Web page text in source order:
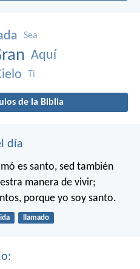
Sea
Aquí
Ti
de la Biblia
día
es santo, sed también
manera de vivir;
porque yo soy santo.
llamado